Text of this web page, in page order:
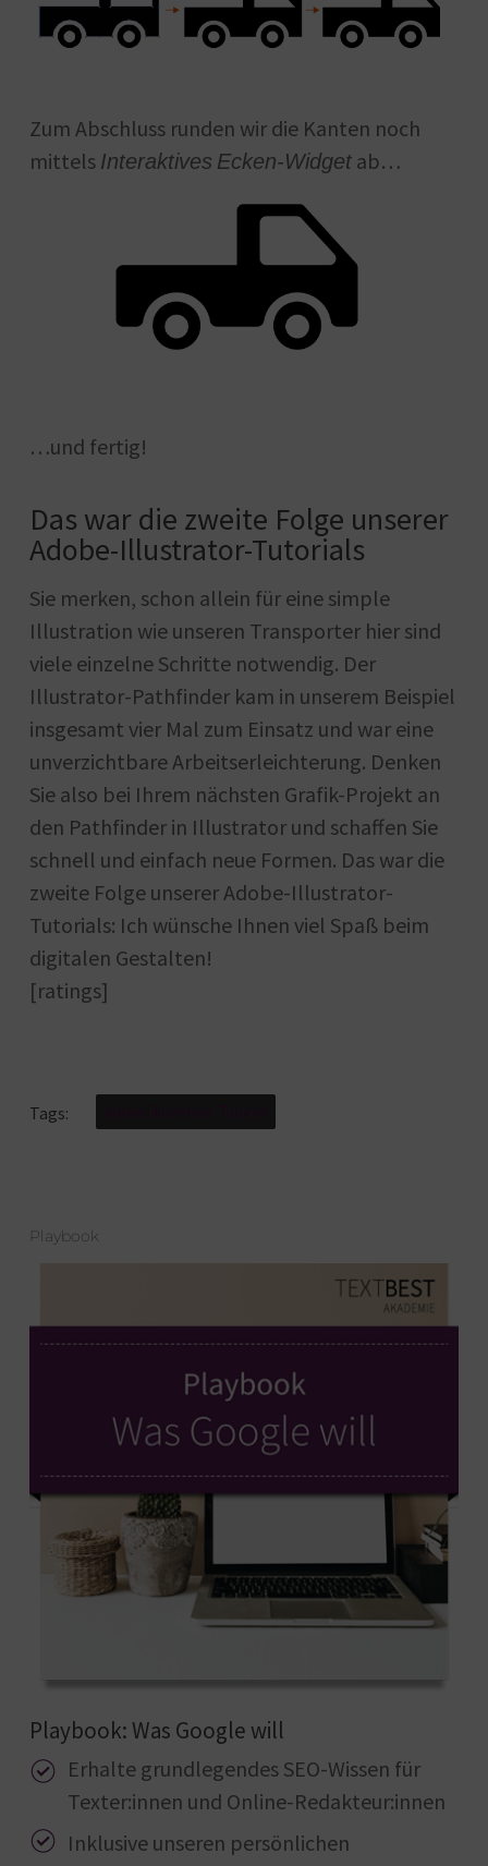
Zum Abschluss runden wir die Kanten noch
mittels Interaktives Ecken-Widgetab…
…und fertig!
Das war die zweite Folge unserer
Adobe-Illustrator-Tutorials
Sie merken, schon allein für eine simple
Illustration wie unseren Transporter hier sind
viele einzelne Schritte notwendig. Der
Illustrator-Pathfinder kam in unserem Beispiel
insgesamt vier Mal zum Einsatz und war eine
unverzichtbare Arbeitserleichterung. Denken
Sie also bei Ihrem nächsten Grafik-Projekt an
den Pathfinder in Illustrator und schaffen Sie
schnell und einfach neue Formen. Das war die
zweite Folge unserer Adobe-Illustrator-
Tutorials: Ich wünsche Ihnen viel Spaß beim
digitalen Gestalten!
[ratings]
Tags:
Playbook
Playbook: Was Google will
Erhalte grundlegendes SEO-Wissen für
Texter:innen und Online-Redakteur:innen
Inklusive unseren persönlichen